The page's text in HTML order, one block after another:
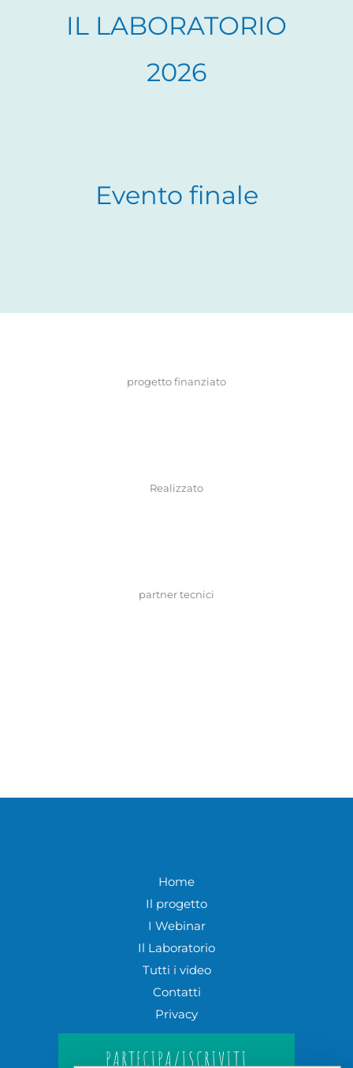
IL LABORATORIO
2026
Evento finale
progetto finanziato
Realizzato
partner tecnici
Home
Il progetto
I Webinar
Il Laboratorio
Tutti i video
Contatti
Privacy
PARTECIPA/ISCRIVITI